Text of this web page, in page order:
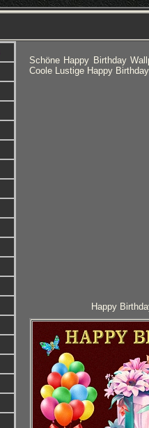
Schöne Happy Birthday
Coole Lustige Happy
Happy